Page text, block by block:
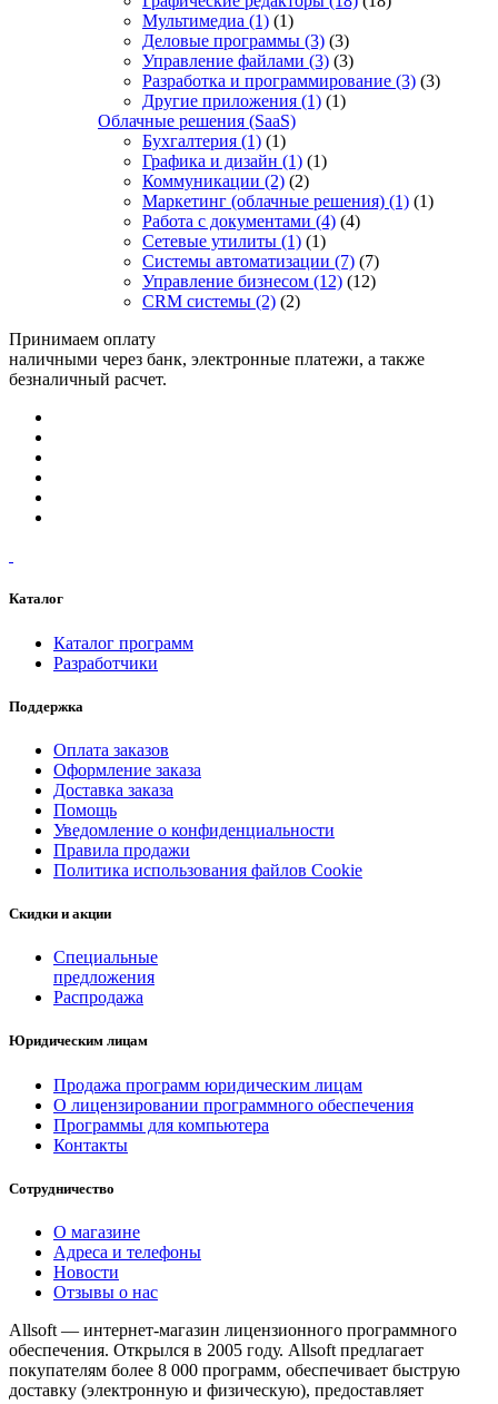
Мультимедиа (1) (1)
Деловые программы (3) (3)
Управление файлами (3) (3)
Разработка и программирование (3) (3)
Другие приложения (1) (1)
Облачные решения (SaaS)
Бухгалтерия (1) (1)
Графика и дизайн (1) (1)
Коммуникации (2) (2)
Маркетинг (облачные решения) (1) (1)
Работа с документами (4) (4)
Сетевые утилиты (1) (1)
Системы автоматизации (7) (7)
Управление бизнесом (12) (12)
CRM системы (2) (2)
Принимаем оплату
наличными через банк, электронные платежи, а также
безналичный расчет.
Каталог
Каталог программ
Разработчики
Поддержка
Оплата заказов
Оформление заказа
Доставка заказа
Помощь
Уведомление о конфиденциальности
Правила продажи
Политика использования файлов Cookie
Скидки и акции
Специальные
предложения
Распродажа
Юридическим лицам
Продажа программ юридическим лицам
О лицензировании программного обеспечения
Программы для компьютера
Контакты
Сотрудничество
О магазине
Адреса и телефоны
Новости
Отзывы о нас
Allsoft — интернет-магазин лицензионного программного
обеспечения. Открылся в 2005 году. Allsoft предлагает
покупателям более 8 000 программ, обеспечивает быструю
доставку (электронную и физическую), предоставляет